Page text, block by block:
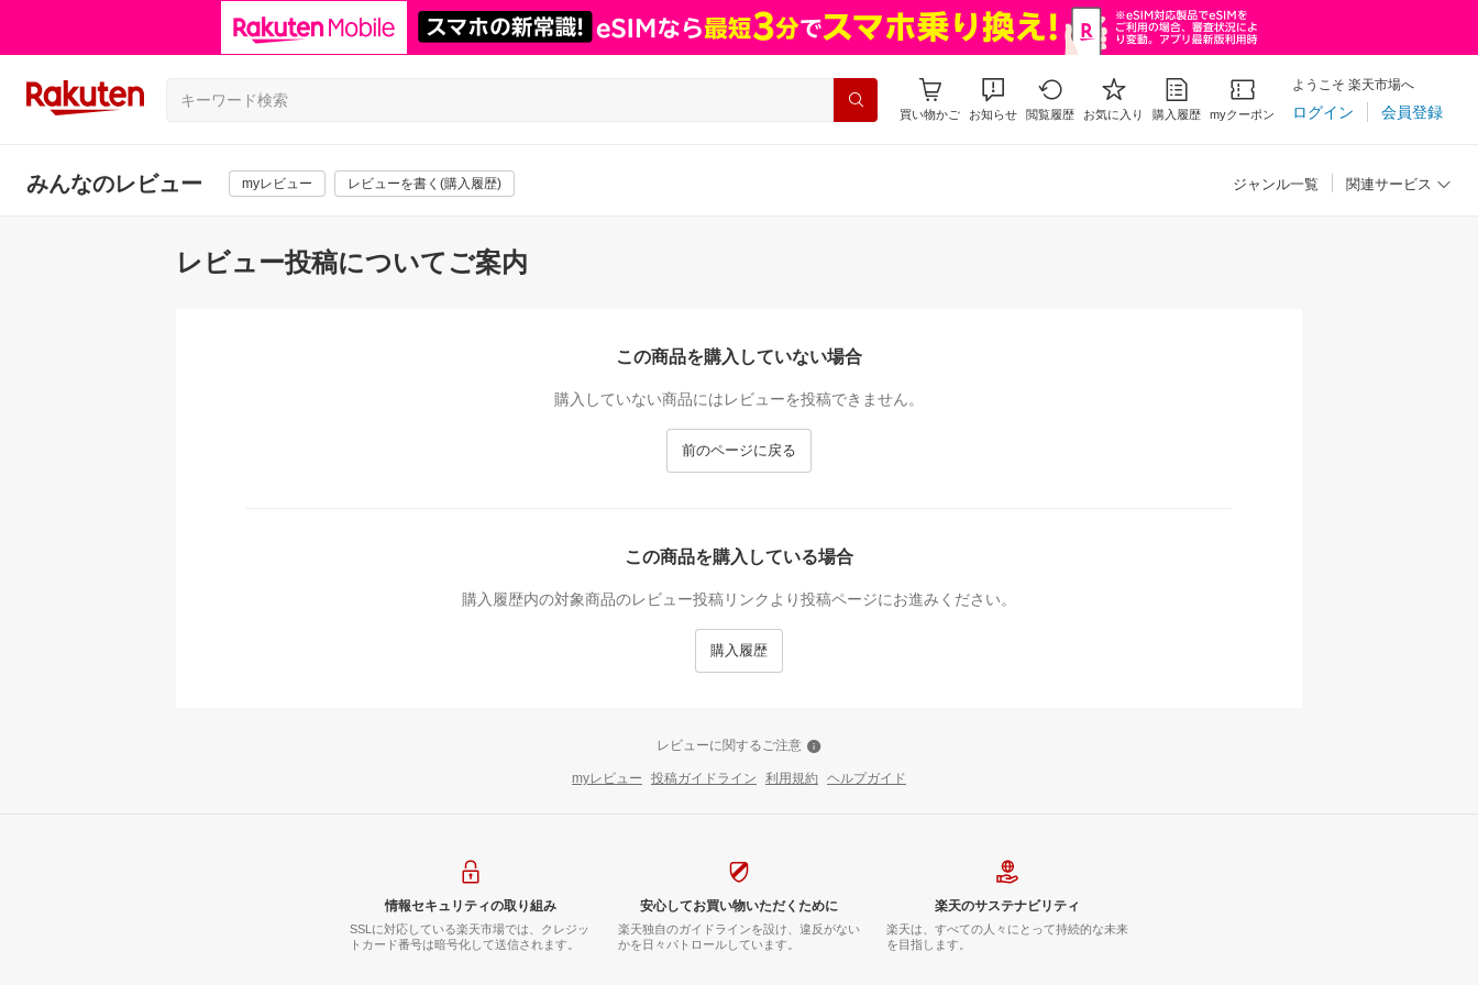
買い物かご お知らせ 閲覧履歴 お気に入り 購入履歴 myクーポン
ようこそ 楽天市場へ
ログイン 会員登録
みんなのレビュー myレビュー レビューを書く(購入履歴) ジャンル一覧 関連サービス
レビュー投稿についてご案内
この商品を購入していない場合
購入していない商品にはレビューを投稿できません。
前のページに戻る
この商品を購入している場合
購入履歴内の対象商品のレビュー投稿リンクより投稿ページにお進みください。
購入履歴
レビューに関するご注意
myレビュー 投稿ガイドライン 利用規約 ヘルプガイド
情報セキュリティの取り組み
SSLに対応している楽天市場では、クレジッ
トカード番号は暗号化して送信されます。
安心してお買い物いただくために
楽天独自のガイドラインを設け、違反がない
かを日々パトロールしています。
楽天のサステナビリティ
楽天は、すべての人々にとって持続的な未来
を目指します。